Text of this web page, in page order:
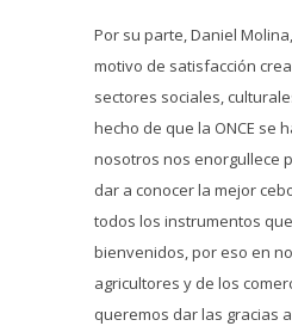
Por su parte, Daniel
motivo de satisfacción
sectores sociales,
hecho de que la ONCE se
nosotros nos enorgullece
dar a conocer la mejor
todos los instrumentos
bienvenidos, por eso en
agricultores y de los
queremos dar las gracias a